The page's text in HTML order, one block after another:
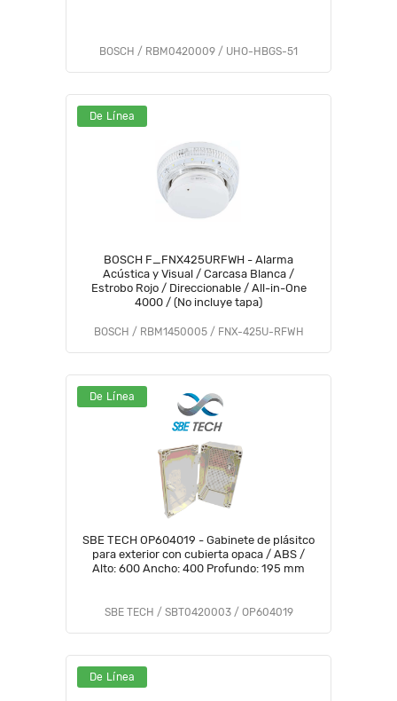
BOSCH / RBM0420009 / UHO-HBGS-51
De Línea
BOSCH F_FNX425URFWH - Alarma
Acústica y Visual / Carcasa Blanca /
Estrobo Rojo / Direccionable / All-in-One
4000 / (No incluye tapa)
BOSCH / RBM1450005 / FNX-425U-RFWH
De Línea
SBE TECH OP604019 - Gabinete de plásitco
para exterior con cubierta opaca / ABS /
Alto: 600 Ancho: 400 Profundo: 195 mm
SBE TECH / SBT0420003 / OP604019
De Línea